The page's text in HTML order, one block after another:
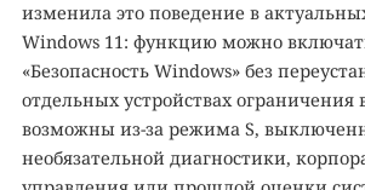
изменила это поведение в
Windows 11: функцию можно
«Безопасность Windows» без
отдельных устройствах ограничения
возможны из-за режима S,
необязательной диагностики,